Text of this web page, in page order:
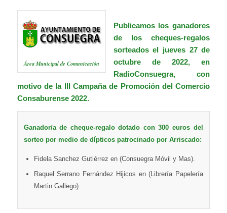
Área Municipal de Comunicación
Publicamos los ganadores
de los cheques-regalos
sorteados el jueves 27 de
octubre de 2022, en
RadioConsuegra, con
motivo de la III Campaña de Promoción del Comercio
Consaburense 2022.
Ganador/a de cheque-regalo dotado con 300 euros del
sorteo por medio de dípticos patrocinado por Arriscado:
Fidela Sanchez Gutiérrez en (Consuegra Móvil y Mas).
Raquel Serrano Fernández Hijicos en (Librería Papelería
Martin Gallego).